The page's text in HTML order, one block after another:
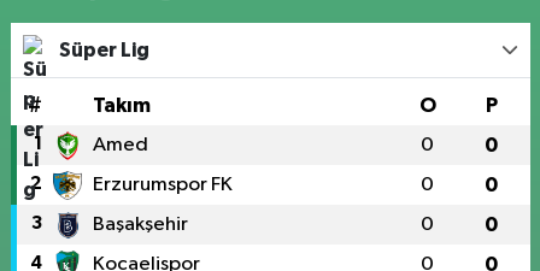
Süper Lig
# Takım O P
1 Amed 0 0
2 Erzurumspor FK 0 0
3 Başakşehir 0 0
4 Kocaelispor 0 0